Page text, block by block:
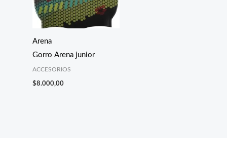
Arena
Gorro Arena junior
ACCESORIOS
$8.000,00